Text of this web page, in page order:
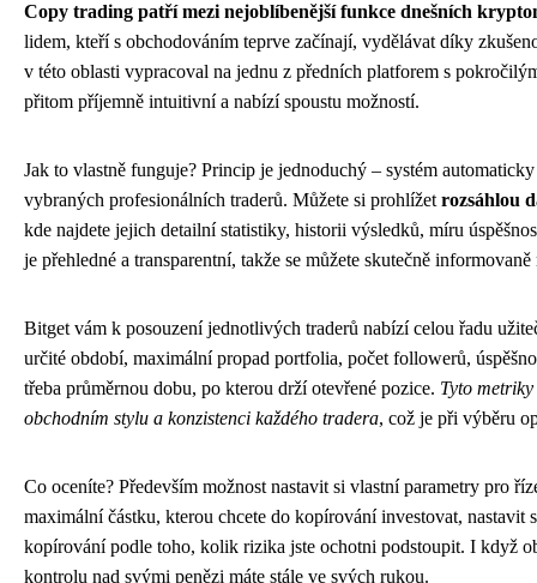
Copy trading patří mezi nejoblíbenější funkce dnešních
lidem, kteří s obchodováním teprve začínají, vydělávat díky
v této oblasti vypracoval na jednu z předních platforem s
přitom příjemně intuitivní a nabízí spoustu možností.
Jak to vlastně funguje? Princip je jednoduchý – systém
vybraných profesionálních traderů. Můžete si prohlížet rozsáhlou
kde najdete jejich detailní statistiky, historii výsledků, míru
je přehledné a transparentní, takže se můžete skutečně
Bitget vám k posouzení jednotlivých traderů nabízí celou řadu
určité období, maximální propad portfolia, počet followerů,
třeba průměrnou dobu, po kterou drží otevřené pozice. Tyto
obchodním stylu a konzistenci každého tradera, což je při výběru
Co oceníte? Především možnost nastavit si vlastní parametry pro
maximální částku, kterou chcete do kopírování investovat, nastavit
kopírování podle toho, kolik rizika jste ochotni podstoupit. I když
kontrolu nad svými penězi máte stále ve svých rukou.